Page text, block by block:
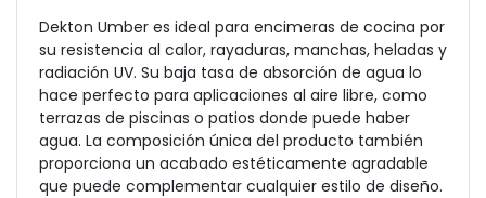
Dekton Umber es ideal para encimeras de cocina por
su resistencia al calor, rayaduras, manchas, heladas y
radiación UV. Su baja tasa de absorción de agua lo
hace perfecto para aplicaciones al aire libre, como
terrazas de piscinas o patios donde puede haber
agua. La composición única del producto también
proporciona un acabado estéticamente agradable
que puede complementar cualquier estilo de diseño.